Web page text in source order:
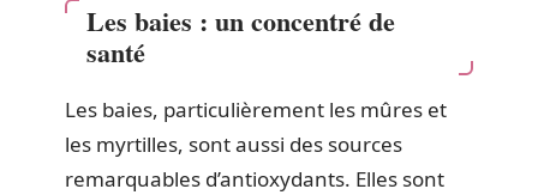
Les baies : un concentré de
santé
Les baies, particulièrement les mûres et
les myrtilles, sont aussi des sources
remarquables d’antioxydants. Elles sont